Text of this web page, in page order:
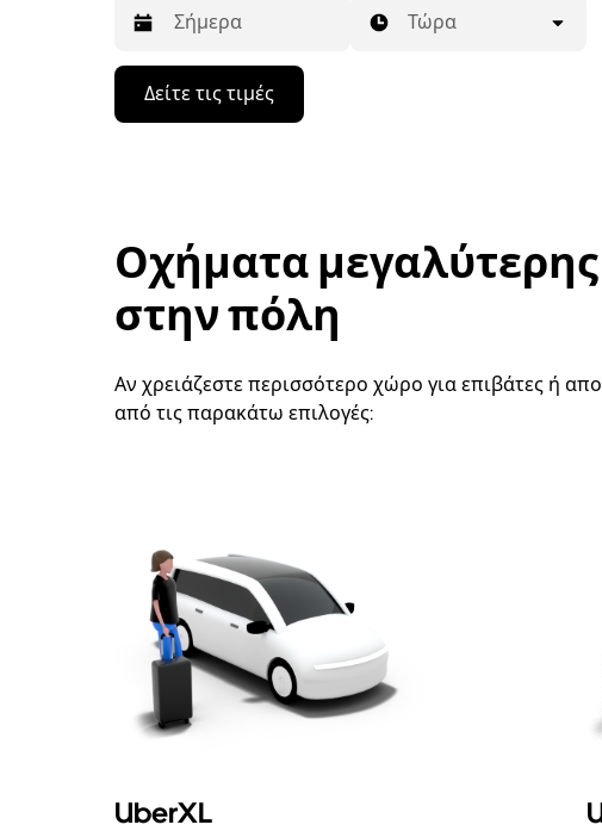
Πατήστε
πλήκτρο
να
μετακινηθείτε
ημερολόγιο
επιλέξετε
ημερομηνία.
κλείσετε
ημερολόγιο.
Τώρα
Δείτε τις τιμές
Οχήματα
στην πόλη
Αν χρειάζεστε περισσότερο χώρο για επιβάτες ή
από τις παρακάτω επιλογές:
UberXL